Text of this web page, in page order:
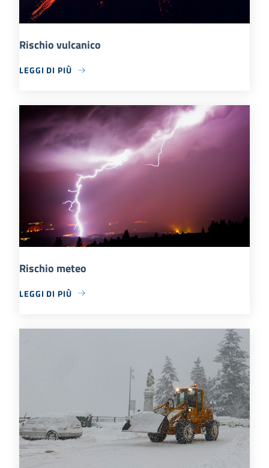
Rischio vulcanico
LEGGI DI PIÙ
Rischio meteo
LEGGI DI PIÙ